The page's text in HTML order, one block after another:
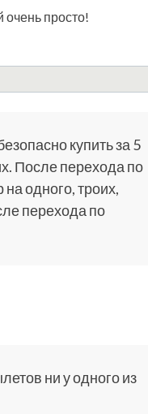
очень просто!
купить за 5
После перехода по
на одного, троих,
перехода по
ни у одного из